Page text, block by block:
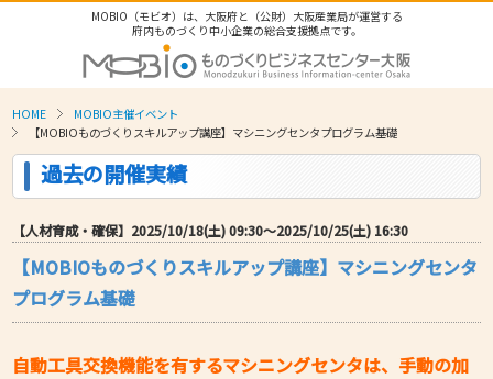
MOBIO（モビオ）は、大阪府と（公財）大阪産業局が運営する
府内ものづくり中小企業の総合支援拠点です。
HOME
MOBIO主催イベント
【MOBIOものづくりスキルアップ講座】マシニングセンタプログラム基礎
過去の開催実績
【人材育成・確保】2025/10/18(土) 09:30〜2025/10/25(土) 16:30
【MOBIOものづくりスキルアップ講座】マシニングセンタ
プログラム基礎
自動工具交換機能を有するマシニングセンタは、手動の加